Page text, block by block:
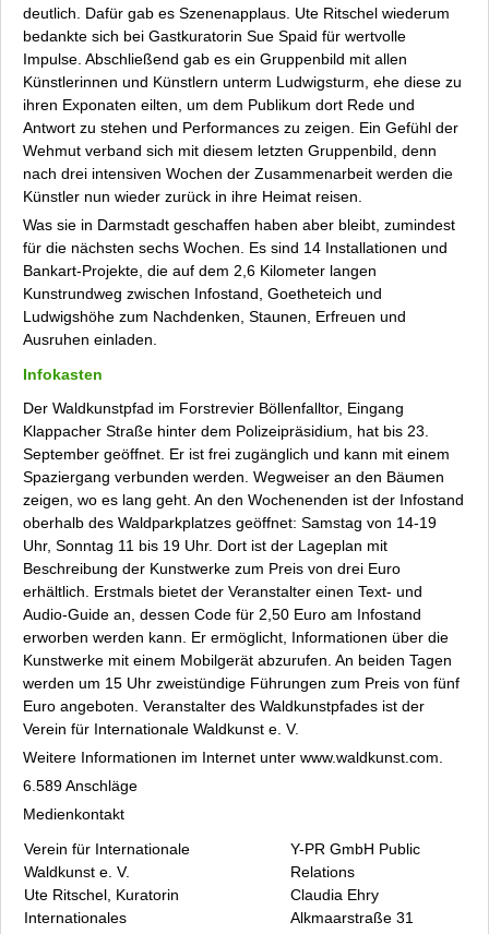
deutlich. Dafür gab es Szenenapplaus. Ute Ritschel wiederum
bedankte sich bei Gastkuratorin Sue Spaid für wertvolle
Impulse. Abschließend gab es ein Gruppenbild mit allen
Künstlerinnen und Künstlern unterm Ludwigsturm, ehe diese zu
ihren Exponaten eilten, um dem Publikum dort Rede und
Antwort zu stehen und Performances zu zeigen. Ein Gefühl der
Wehmut verband sich mit diesem letzten Gruppenbild, denn
nach drei intensiven Wochen der Zusammenarbeit werden die
Künstler nun wieder zurück in ihre Heimat reisen.
Was sie in Darmstadt geschaffen haben aber bleibt, zumindest
für die nächsten sechs Wochen. Es sind 14 Installationen und
Bankart-Projekte, die auf dem 2,6 Kilometer langen
Kunstrundweg zwischen Infostand, Goetheteich und
Ludwigshöhe zum Nachdenken, Staunen, Erfreuen und
Ausruhen einladen.
Infokasten
Der Waldkunstpfad im Forstrevier Böllenfalltor, Eingang
Klappacher Straße hinter dem Polizeipräsidium, hat bis 23.
September geöffnet. Er ist frei zugänglich und kann mit einem
Spaziergang verbunden werden. Wegweiser an den Bäumen
zeigen, wo es lang geht. An den Wochenenden ist der Infostand
oberhalb des Waldparkplatzes geöffnet: Samstag von 14-19
Uhr, Sonntag 11 bis 19 Uhr. Dort ist der Lageplan mit
Beschreibung der Kunstwerke zum Preis von drei Euro
erhältlich. Erstmals bietet der Veranstalter einen Text- und
Audio-Guide an, dessen Code für 2,50 Euro am Infostand
erworben werden kann. Er ermöglicht, Informationen über die
Kunstwerke mit einem Mobilgerät abzurufen. An beiden Tagen
werden um 15 Uhr zweistündige Führungen zum Preis von fünf
Euro angeboten. Veranstalter des Waldkunstpfades ist der
Verein für Internationale Waldkunst e. V.
Weitere Informationen im Internet unter www.waldkunst.com.
6.589 Anschläge
Medienkontakt
Verein für Internationale
Waldkunst e. V.
Ute Ritschel, Kuratorin
Internationales
Y-PR GmbH Public
Relations
Claudia Ehry
Alkmaarstraße 31